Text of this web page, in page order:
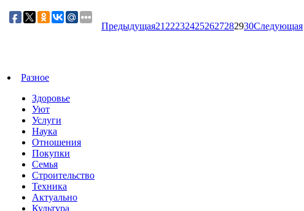
Предыдущая21 222324252627282930Следующая
Разное
Здоровье
Уют
Услуги
Наука
Отношения
Покупки
Семья
Строительство
Техника
Актуально
Культура